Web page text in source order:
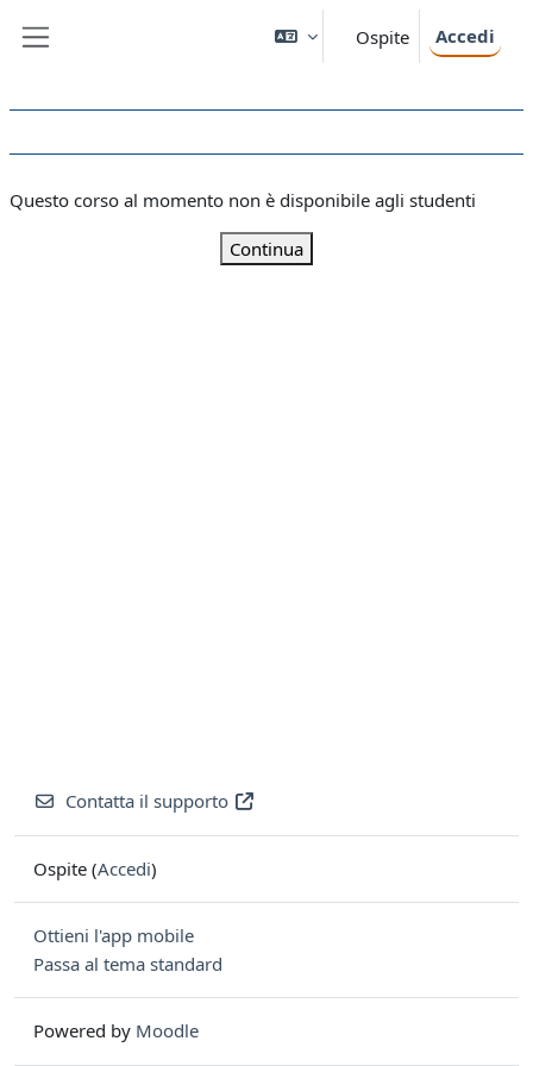
Ospite Accedi
Questo corso al momento non è disponibile agli studenti
Continua
Contatta il supporto
Ospite (Accedi)
Ottieni l'app mobile
Passa al tema standard
Powered by Moodle